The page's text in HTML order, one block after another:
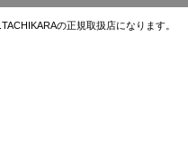
の正規取扱店になります。